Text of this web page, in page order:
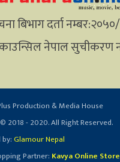
बिभाग दर्ता
नेपाल सुचीकरण
Production & Media House
2018 - 2020. All Right Reserved.
Glamour Nepal
Partner: Kavya Online Store